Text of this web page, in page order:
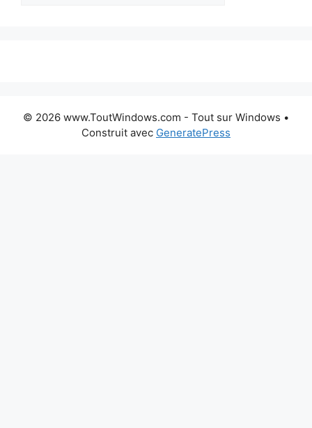
© 2026 www.ToutWindows.com - Tout sur Windows •
Construit avec GeneratePress